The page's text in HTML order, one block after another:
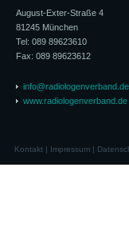
August-Exter-Straße 4
81245 München
Tel: 089 89623610
Fax: 089 89623612
info@radiologenverband.de
www.radiologenverband.de
Kontakt| Impressum|